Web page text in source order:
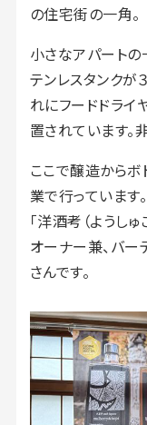
の住宅街の一角。
小さなアパート
テンレスタンクが
れにフードドラ
置されています。
ここで醸造から
業で行っています
「洋酒考（ようし
オーナー兼、バー
さんです。